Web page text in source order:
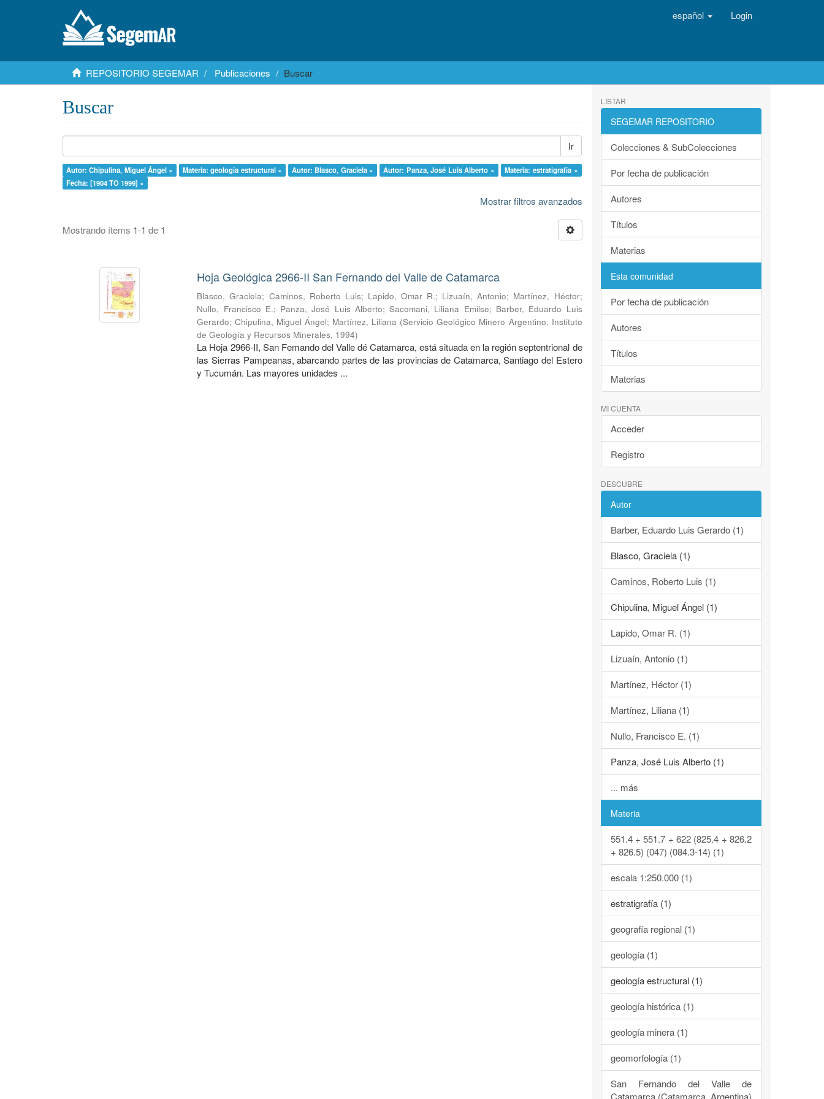
español Login
REPOSITORIO SEGEMAR Publicaciones Buscar
Buscar
Ir
Autor: Chipulina, Miguel Ángel × Materia: geología estructural × Autor: Blasco, Graciela × Autor: Panza, José Luis Alberto ×
Materia: estratigrafía ×
Fecha: [1904 TO 1999] ×
Mostrar filtros avanzados
Mostrando ítems 1-1 de 1
Hoja Geológica 2966-II San Fernando del Valle de Catamarca
Blasco, Graciela; Caminos, Roberto Luis; Lapido, Omar R.; Lizuaín, Antonio; Martínez, Héctor;
Nullo, Francisco E.; Panza, José Luis Alberto;Sacomani, Liliana Emilse; Barber, Eduardo Luis
Gerardo;Chipulina, Miguel Ángel; Martínez, Liliana (Servicio Geológico Minero Argentino. Instituto
de Geología y Recursos Minerales, 1994)
La Hoja 2966-II, San Femando del Valle dé Catamarca, está situada en la región septentrional de
las Sierras Pampeanas, abarcando partes de las provincias de Catamarca, Santiago del Estero
y Tucumán. Las mayores unidades ...
LISTAR
SEGEMAR REPOSITORIO
Colecciones & SubColecciones
Por fecha de publicación
Autores
Títulos
Materias
Esta comunidad
Por fecha de publicación
Autores
Títulos
Materias
MI CUENTA
Acceder
Registro
DESCUBRE
Autor
Barber, Eduardo Luis Gerardo (1)
Blasco, Graciela (1)
Caminos, Roberto Luis (1)
Chipulina, Miguel Ángel (1)
Lapido, Omar R. (1)
Lizuaín, Antonio (1)
Martínez, Héctor (1)
Martínez, Liliana (1)
Nullo, Francisco E. (1)
Panza, José Luis Alberto (1)
... más
Materia
551.4 + 551.7 + 622 (825.4 + 826.2
+ 826.5) (047) (084.3-14) (1)
escala 1:250.000 (1)
estratigrafía (1)
geografía regional (1)
geología (1)
geología estructural (1)
geología histórica (1)
geología minera (1)
geomorfología (1)
San Fernando del Valle de
Catamarca (Catamarca, Argentina)